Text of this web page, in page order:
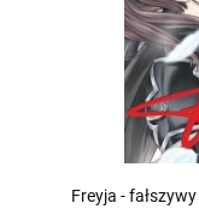
Freyja -